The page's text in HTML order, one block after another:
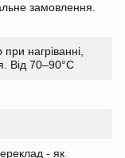
замовлення.
нагріванні,
Від 70–90°C
- як